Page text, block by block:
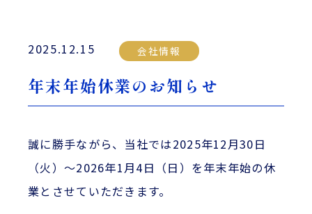
2025.12.15 会社情報
年末年始休業のお知らせ
誠に勝手ながら、当社では2025年12月30日
（火）～2026年1月4日（日）を年末年始の休
業とさせていただきます。